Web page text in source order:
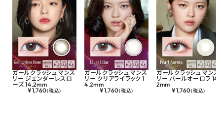
ガールクラッシュ マンス
リー ジェンダーレスロ
ーズ 14.2mm
¥1,760(税込)
ガールクラッシュ マンス
リー クリアライラック 1
4.2mm
¥1,760(税込)
ガールクラッシュ マンス
リー パールオーロラ 14.
2mm
¥1,760(税込)